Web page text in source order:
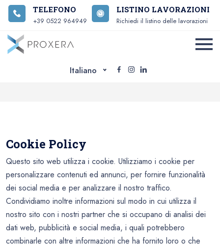
TELEFONO
+39 0522 964949
LISTINO LAVORAZIONI
Richiedi il listino delle lavorazioni
Italiano
Cookie Policy
Questo sito web utilizza i cookie. Utilizziamo i cookie per
personalizzare contenuti ed annunci, per fornire funzionalità
dei social media e per analizzare il nostro traffico.
Condividiamo inoltre informazioni sul modo in cui utilizza il
nostro sito con i nostri partner che si occupano di analisi dei
dati web, pubblicità e social media, i quali potrebbero
combinarle con altre informazioni che ha fornito loro o che